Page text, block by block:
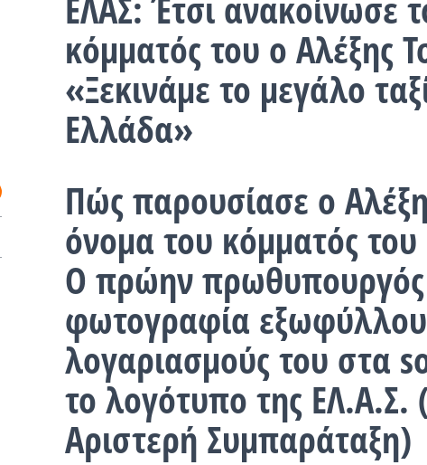
κόμματός του ο Αλέξης
«Ξεκινάμε το μεγάλο
Ελλάδα»
Πώς παρουσίασε ο
όνομα του κόμματός
Ο πρώην πρωθυπουργός
φωτογραφία
λογαριασμούς του στα
το λογότυπο της ΕΛ.Α.Σ.
Αριστερή Συμπαράταξη)